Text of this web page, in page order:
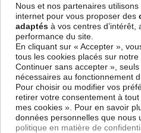
sans avoir à l'encadrer.
Le Tableau Abstrait Devil's Eye Iest
et 100 % sûr, parfait même pour la
des enfants.
Notre large choix de tableaux
moyen simple et pas cher de donner
intérieurs, il y en a pour tous les goût.
Descriptif technique
Nous et nos partenaires
internet pour vous proposer des
adaptés à vos centres d’intérêt,
performance du site.
En cliquant sur « Accepter »,
tous les cookies placés sur
Continuer sans accepter »,
nécessaires au fonctionnement
Pour choisir ou modifier vos
retirer votre consentement à
mes cookies ». Pour en savoir
données personnelles que nous
politique en matière de